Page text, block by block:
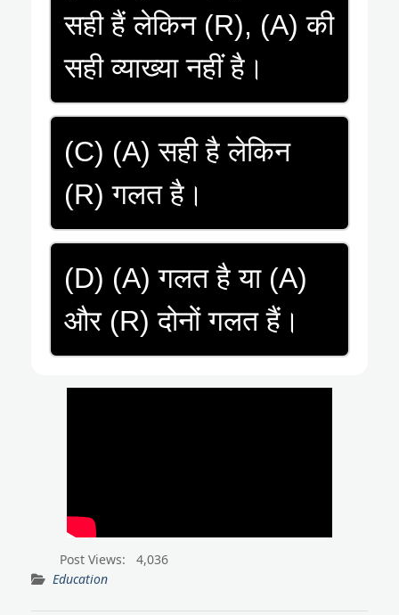
सही हैं लेकिन (R), (A) की
सही व्याख्या नहीं है।
(C) (A) सही है लेकिन
(R) गलत है।
(D) (A) गलत है या (A)
और (R) दोनों गलत हैं।
Post Views:
4,036
Education